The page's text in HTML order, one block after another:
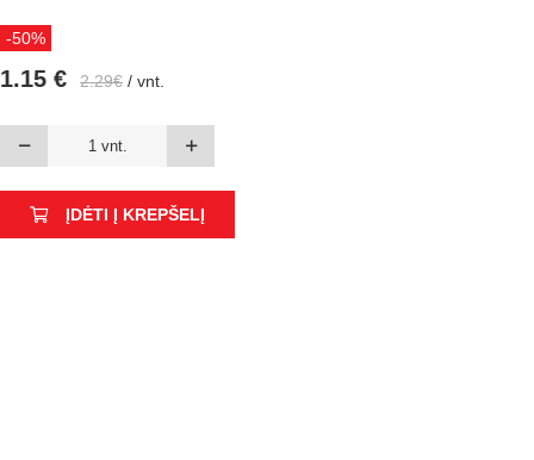
-50%
1.15 € 2.29€ / vnt.
ĮDĖTI Į KREPŠELĮ